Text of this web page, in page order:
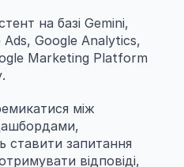
на базі Gemini,
Google Analytics,
Marketing Platform
між
ставити запитання
відповіді,